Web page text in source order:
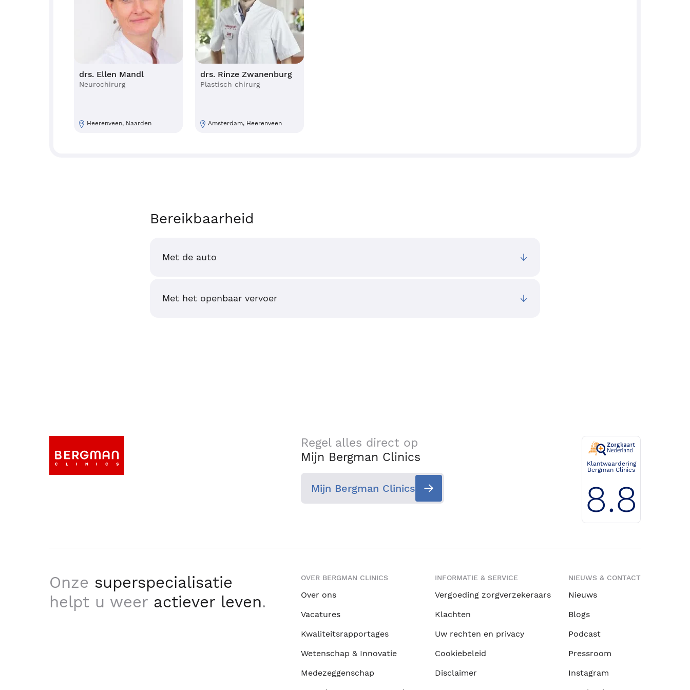
drs. Ellen Mandl
Neurochirurg
Heerenveen, Naarden
drs. Rinze Zwanenburg
Plastisch chirurg
Amsterdam, Heerenveen
Bereikbaarheid
Met de auto
Met het openbaar vervoer
Regel alles direct op
Mijn Bergman Clinics
Mijn Bergman Clinics
Klantwaardering
Bergman Clinics
8.8
Onze superspecialisatie
helpt u weer actiever leven.
OVER BERGMAN CLINICS
Over ons
Vacatures
Kwaliteitsrapportages
Wetenschap & Innovatie
Medezeggenschap
INFORMATIE & SERVICE
Vergoeding zorgverzekeraars
Klachten
Uw rechten en privacy
Cookiebeleid
Disclaimer
NIEUWS & CONTACT
Nieuws
Blogs
Podcast
Pressroom
Instagram